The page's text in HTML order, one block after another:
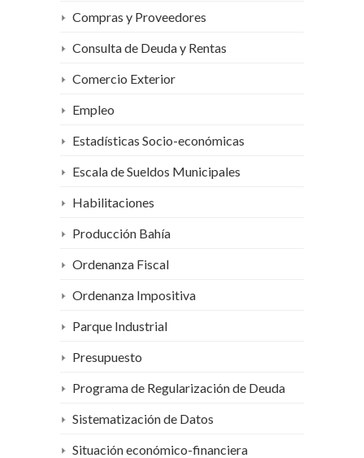
Compras y Proveedores
Consulta de Deuda y Rentas
Comercio Exterior
Empleo
Estadísticas Socio-económicas
Escala de Sueldos Municipales
Habilitaciones
Producción Bahía
Ordenanza Fiscal
Ordenanza Impositiva
Parque Industrial
Presupuesto
Programa de Regularización de Deuda
Sistematización de Datos
Situación económico-financiera